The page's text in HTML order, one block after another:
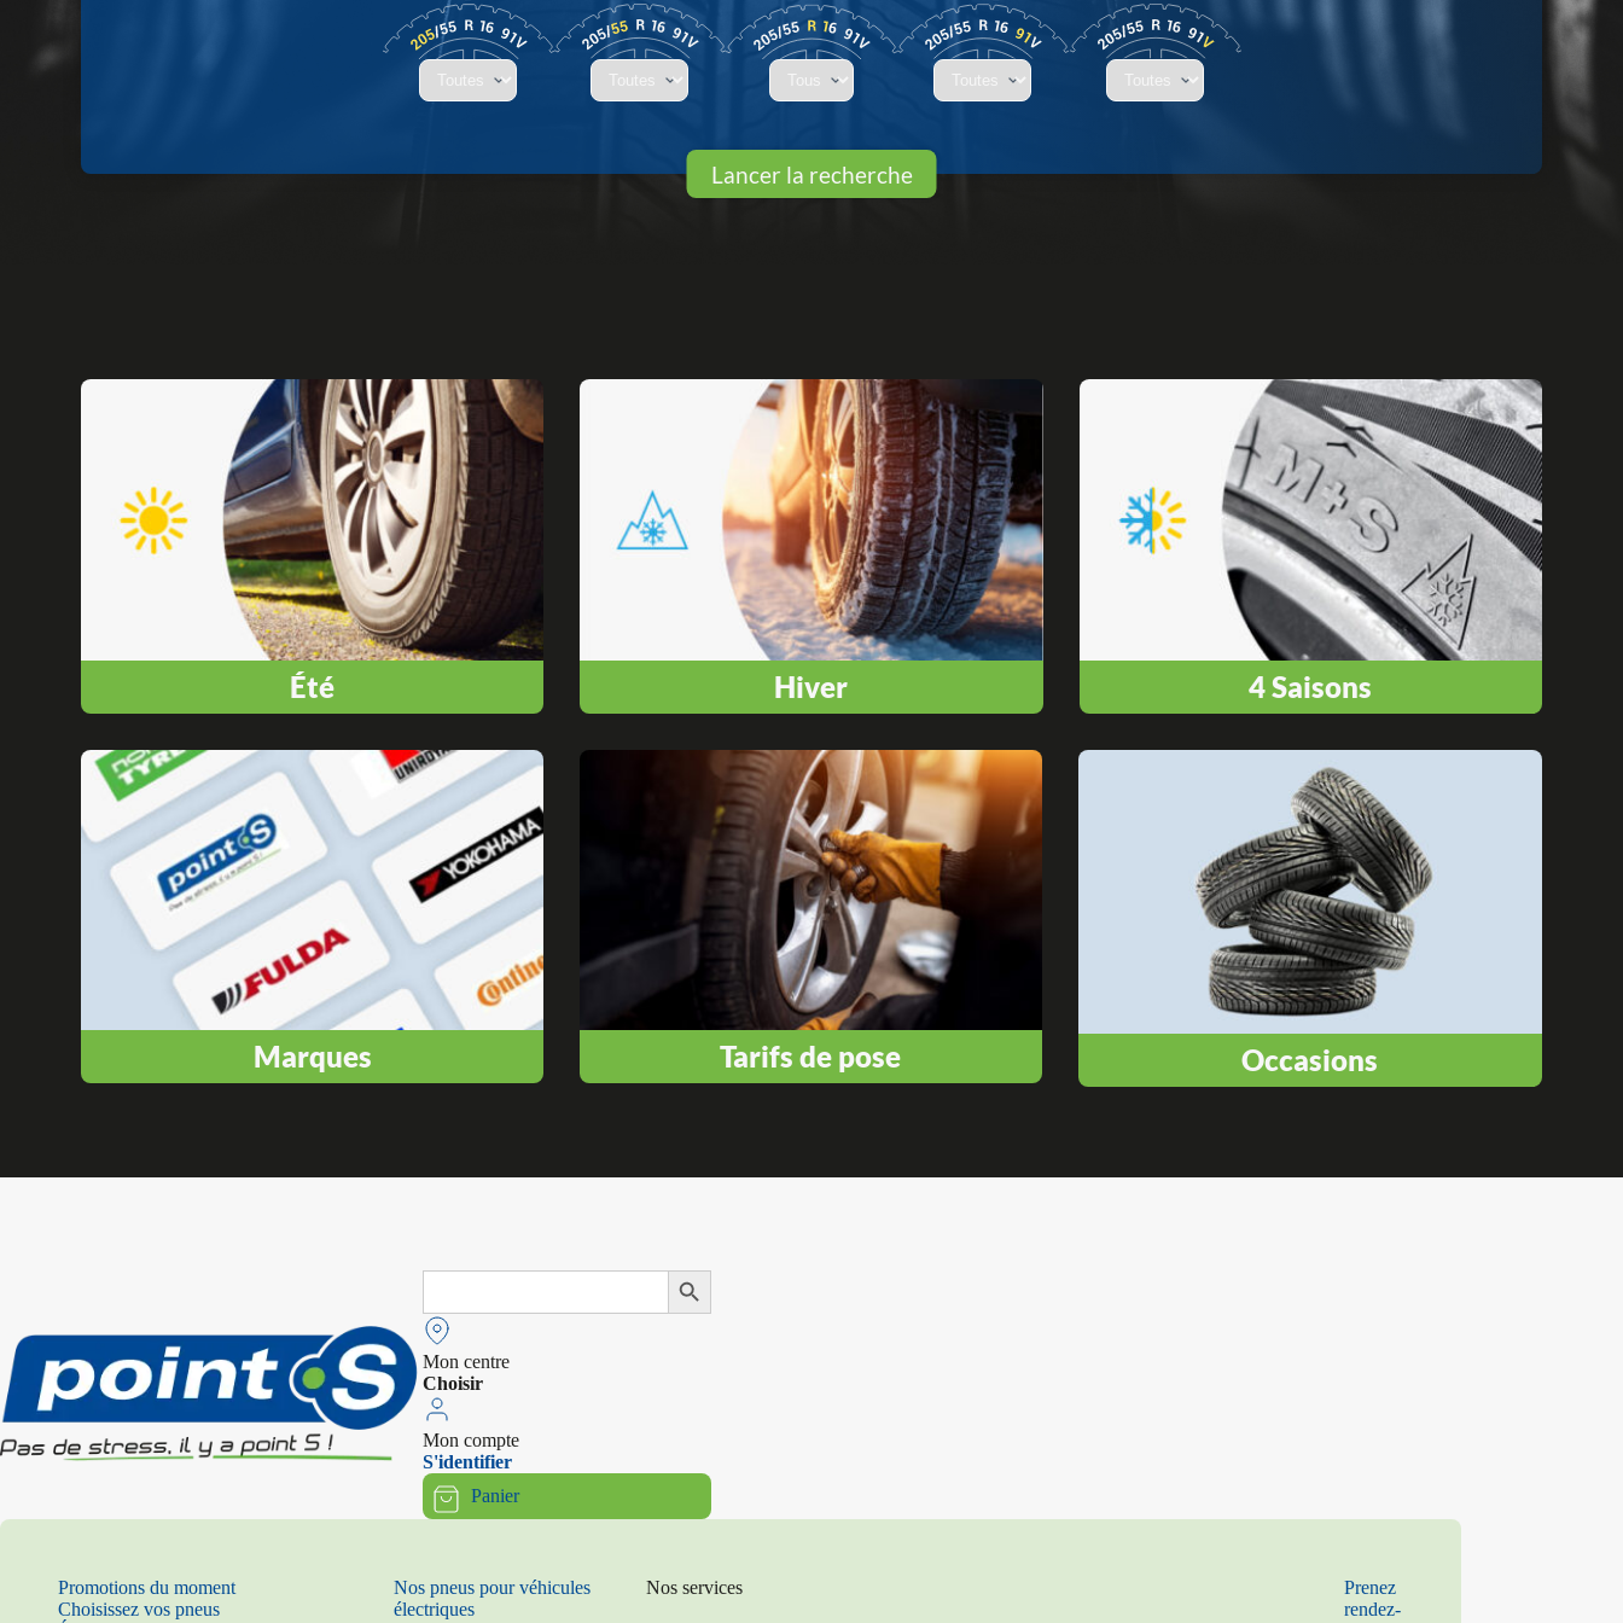
Été Hiver 4 Saisons
Marques Tarifs de pose Occasions
Search
Search Button
Mon centre
Choisir
Mon compte
S'identifier
Panier
Promotions du moment
Choisissez vos pneus
Nos pneus pour véhicules
électriques
Nos services
Prenez
rendez-